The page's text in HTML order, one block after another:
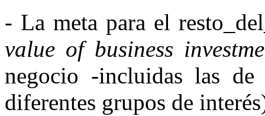
- La meta para el
value of business
negocio -incluidas las
diferentes grupos de